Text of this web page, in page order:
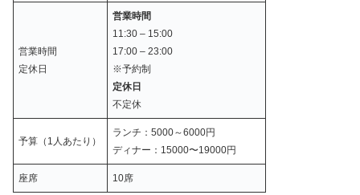
営業時間
定休日
営業時間
11:30 – 15:00
17:00 – 23:00
※予約制
定休日
不定休
予算（1人あたり）
ランチ：5000～6000円
ディナー：15000〜19000円
座席 10席